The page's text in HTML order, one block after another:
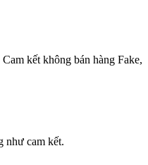
kết không bán hàng Fake,
như cam kết.